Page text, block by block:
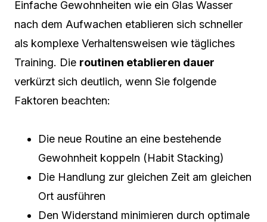
Einfache Gewohnheiten wie ein Glas Wasser
nach dem Aufwachen etablieren sich schneller
als komplexe Verhaltensweisen wie tägliches
Training. Die routinen etablieren dauer
verkürzt sich deutlich, wenn Sie folgende
Faktoren beachten:
Die neue Routine an eine bestehende
Gewohnheit koppeln (Habit Stacking)
Die Handlung zur gleichen Zeit am gleichen
Ort ausführen
Den Widerstand minimieren durch optimale